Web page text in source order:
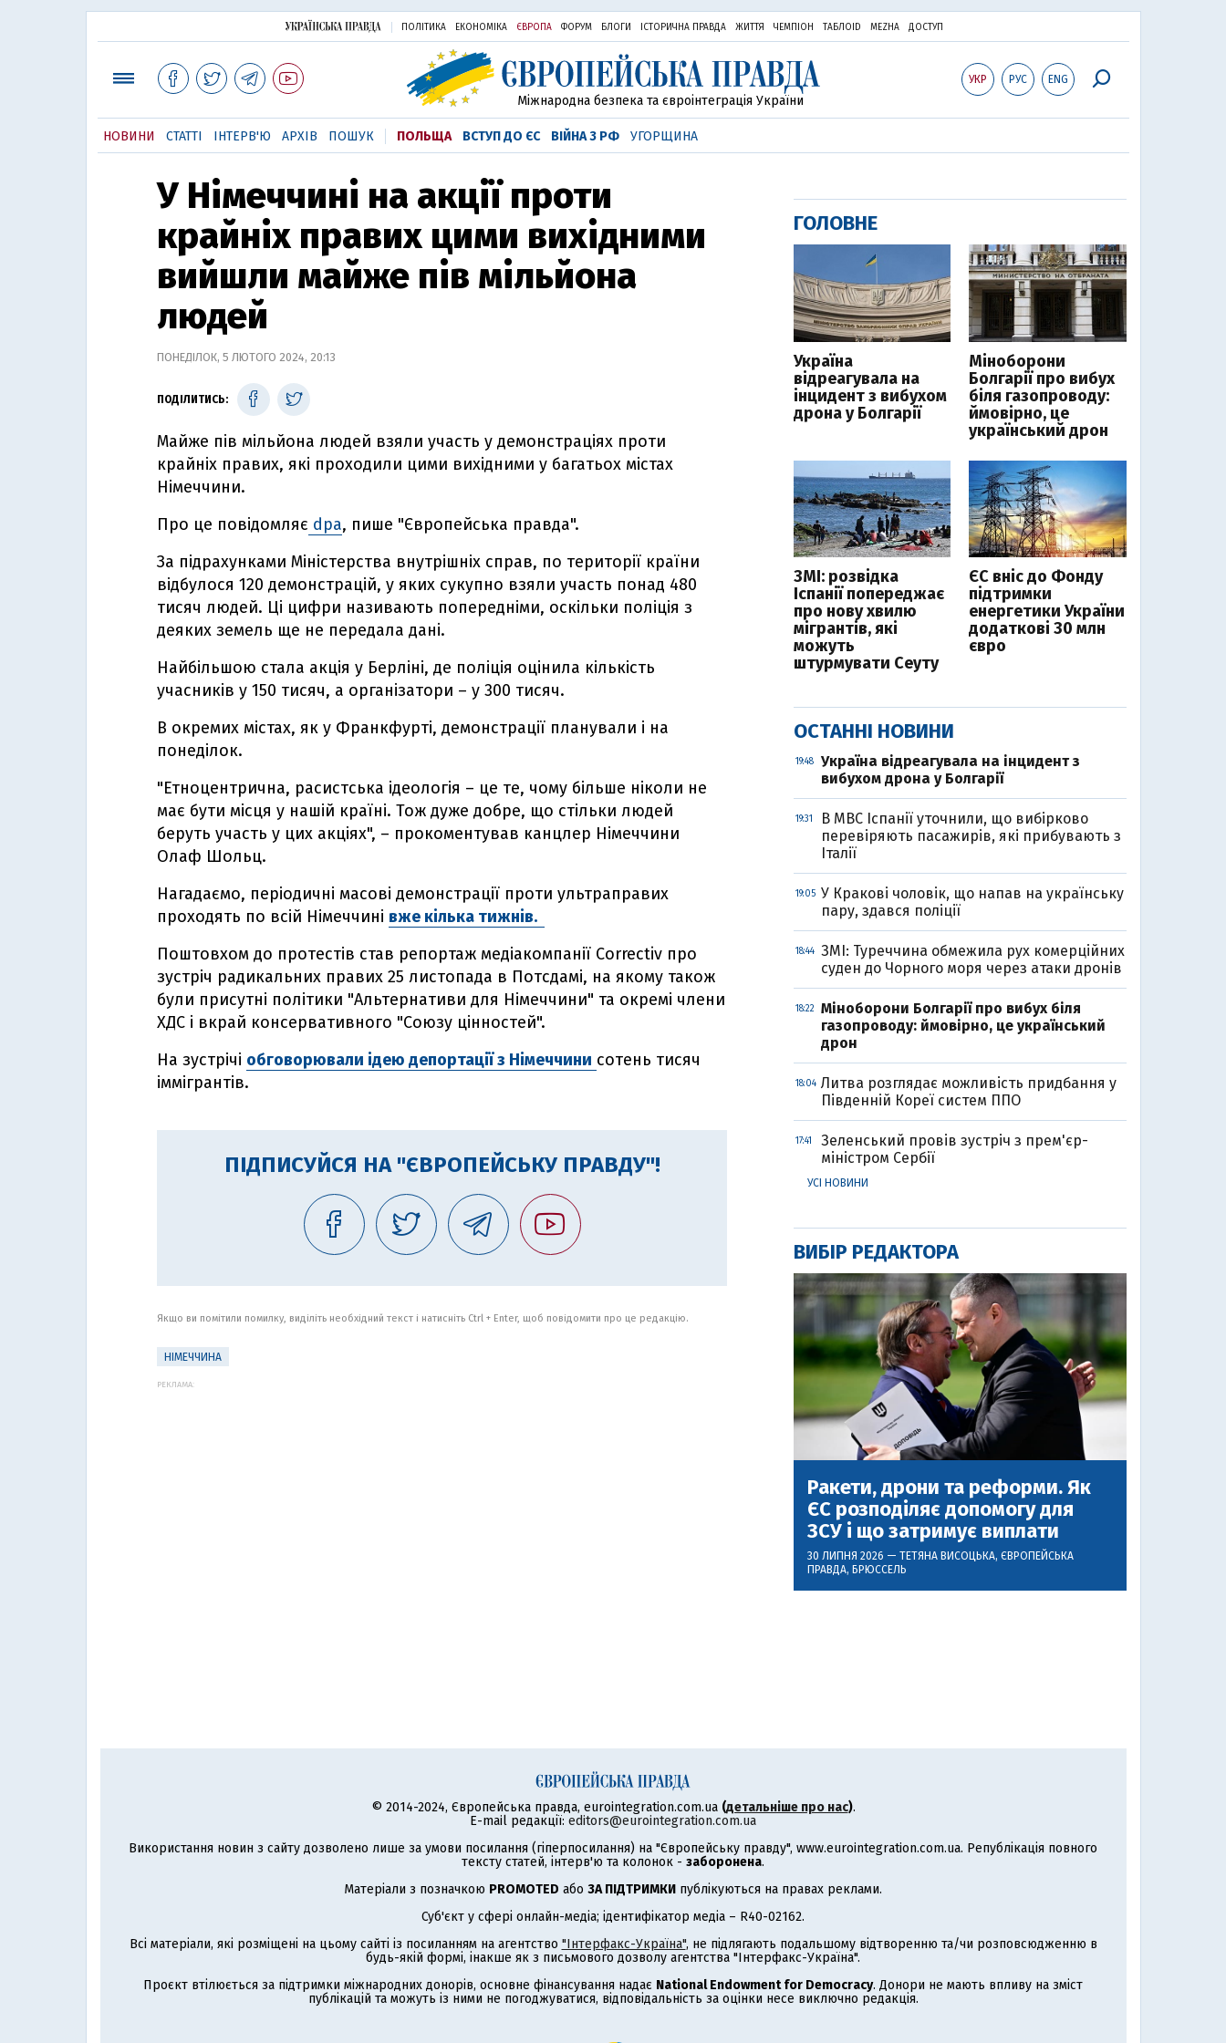
ПОЛІТИКА ЕКОНОМІКА ЄВРОПА ФОРУМ БЛОГИ ІСТОРИЧНА ПРАВДА ЖИТТЯ ЧЕМПІОН ТАБЛОID MEZHA ДОСТУП
УКР РУС ENG
Міжнародна безпека та євроінтеграція України
НОВИНИ СТАТТІ ІНТЕРВ'Ю АРХІВ ПОШУК ПОЛЬЩА ВСТУП ДО ЄС ВІЙНА З РФ УГОРЩИНА
У Німеччині на акції проти
крайніх правих цими вихідними
вийшли майже пів мільйона
людей
ПОНЕДІЛОК, 5 ЛЮТОГО 2024, 20:13
ПОДІЛИТИСЬ:
Майже пів мільйона людей взяли участь у демонстраціях проти
крайніх правих, які проходили цими вихідними у багатьох містах
Німеччини.
Про це повідомляє dpa, пише "Європейська правда".
За підрахунками Міністерства внутрішніх справ, по території країни
відбулося 120 демонстрацій, у яких сукупно взяли участь понад 480
тисяч людей. Ці цифри називають попередніми, оскільки поліція з
деяких земель ще не передала дані.
Найбільшою стала акція у Берліні, де поліція оцінила кількість
учасників у 150 тисяч, а організатори – у 300 тисяч.
В окремих містах, як у Франкфурті, демонстрації планували і на
понеділок.
"Етноцентрична, расистська ідеологія – це те, чому більше ніколи не
має бути місця у нашій країні. Тож дуже добре, що стільки людей
беруть участь у цих акціях", – прокоментував канцлер Німеччини
Олаф Шольц.
Нагадаємо, періодичні масові демонстрації проти ультраправих
проходять по всій Німеччині вже кілька тижнів.
Поштовхом до протестів став репортаж медіакомпанії Correctiv про
зустріч радикальних правих 25 листопада в Потсдамі, на якому також
були присутні політики "Альтернативи для Німеччини" та окремі члени
ХДС і вкрай консервативного "Союзу цінностей".
На зустрічі обговорювали ідею депортації з Німеччини сотень тисяч
іммігрантів.
ПІДПИСУЙСЯ НА "ЄВРОПЕЙСЬКУ ПРАВДУ"!
Якщо ви помітили помилку, виділіть необхідний текст і натисніть Ctrl + Enter, щоб повідомити про це редакцію.
НІМЕЧЧИНА
РЕКЛАМА:
ГОЛОВНЕ
Україна
відреагувала на
інцидент з вибухом
дрона у Болгарії
Міноборони
Болгарії про вибух
біля газопроводу:
ймовірно, це
український дрон
ЗМІ: розвідка
Іспанії попереджає
про нову хвилю
мігрантів, які
можуть
штурмувати Сеуту
ЄС вніс до Фонду
підтримки
енергетики України
додаткові 30 млн
євро
ОСТАННІ НОВИНИ
19:48
Україна відреагувала на інцидент з
вибухом дрона у Болгарії
19:31
В МВС Іспанії уточнили, що вибірково
перевіряють пасажирів, які прибувають з
Італії
19:05 У Кракові чоловік, що напав на українську
пару, здався поліції
18:44
ЗМІ: Туреччина обмежила рух комерційних
суден до Чорного моря через атаки дронів
18:22
Міноборони Болгарії про вибух біля
газопроводу: ймовірно, це український
дрон
18:04 Литва розглядає можливість придбання у
Південній Кореї систем ППО
17:41
Зеленський провів зустріч з прем'єр-
міністром Сербії
УСІ НОВИНИ
ВИБІР РЕДАКТОРА
Ракети, дрони та реформи. Як
ЄС розподіляє допомогу для
ЗСУ і що затримує виплати
30 ЛИПНЯ 2026 — ТЕТЯНА ВИСОЦЬКА, ЄВРОПЕЙСЬКА
ПРАВДА, БРЮССЕЛЬ
© 2014-2024, Європейська правда, eurointegration.com.ua (детальніше про нас).
E-mail редакції: editors@eurointegration.com.ua
Використання новин з сайту дозволено лише за умови посилання (гіперпосилання) на "Європейську правду", www.eurointegration.com.ua. Републікація повного
тексту статей, інтерв'ю та колонок - заборонена.
Матеріали з позначкою PROMOTED або ЗА ПІДТРИМКИ публікуються на правах реклами.
Суб'єкт у сфері онлайн-медіа; ідентифікатор медіа – R40-02162.
Всі матеріали, які розміщені на цьому сайті із посиланням на агентство "Інтерфакс-Україна", не підлягають подальшому відтворенню та/чи розповсюдженню в
будь-якій формі, інакше як з письмового дозволу агентства "Інтерфакс-Україна".
Проєкт втілюється за підтримки міжнародних донорів, основне фінансування надає National Endowment for Democracy. Донори не мають впливу на зміст
публікацій та можуть із ними не погоджуватися, відповідальність за оцінки несе виключно редакція.